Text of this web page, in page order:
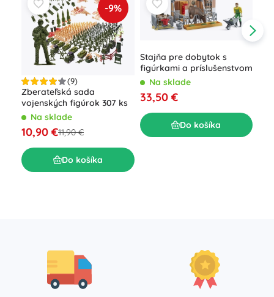
-9%
(9)
Zberateľská sada
vojenských figúrok 307 ks
Na sklade
10,90 €11,90 €
Do košíka
Stajňa pre dobytok s
figúrkami a príslušenstvom
Na sklade
33,50 €
Do košíka